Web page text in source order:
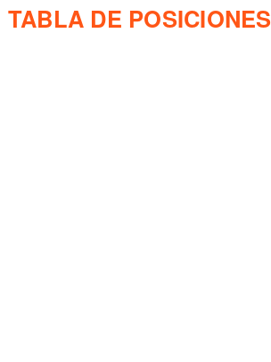
TABLA DE POSICIONES